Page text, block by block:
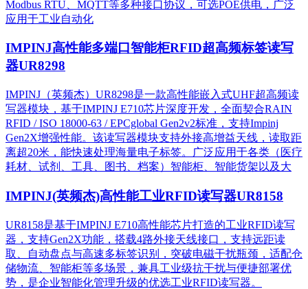
Modbus RTU、MQTT等多种接口协议，可选POE供电，广泛
应用于工业自动化
IMPINJ高性能多端口智能柜RFID超高频标签读写
器UR8298
IMPINJ（英频杰）UR8298是一款高性能嵌入式UHF超高频读
写器模块，基于IMPINJ E710芯片深度开发，全面契合RAIN
RFID / ISO 18000-63 / EPCglobal Gen2v2标准，支持Impinj
Gen2X增强性能。该读写器模块支持外接高增益天线，读取距
离超20米，能快速处理海量电子标签。广泛应用于各类（医疗
耗材、试剂、工具、图书、档案）智能柜、智能货架以及大
IMPINJ(英频杰)高性能工业RFID读写器UR8158
UR8158是基于IMPINJ E710高性能芯片打造的工业RFID读写
器，支持Gen2X功能，搭载4路外接天线接口，支持远距读
取、自动盘点与高速多标签识别，突破电磁干扰瓶颈，适配仓
储物流、智能柜等多场景，兼具工业级抗干扰与便捷部署优
势，是企业智能化管理升级的优选工业RFID读写器。